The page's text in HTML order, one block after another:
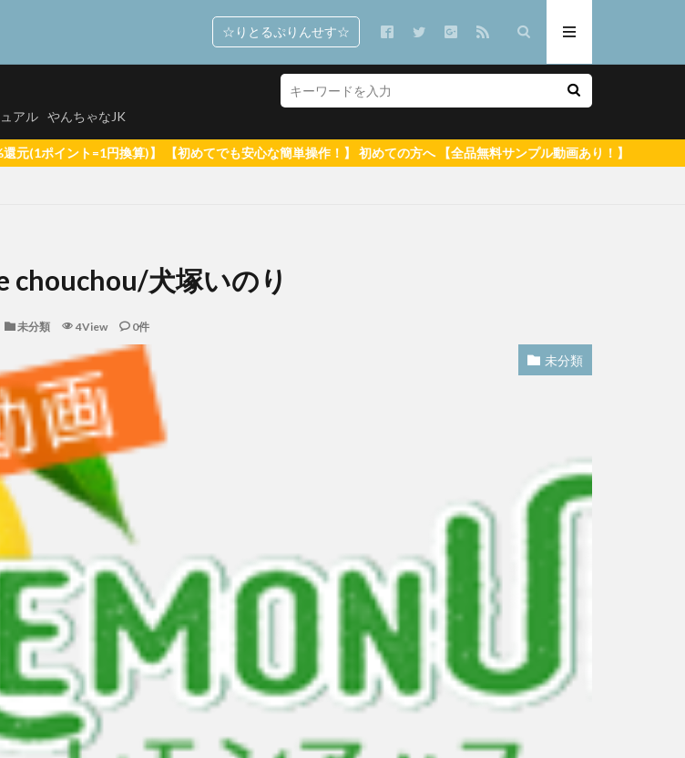
☆りとるぷりんせす☆
アル やんちゃなJK
てでも安心な簡単操作！】 初めての方へ 【全品無料サンプル動画あり！】
chouchou/犬塚いのり
未分類 4View 0件
未分類
ィアランド スパイスビジュアル やんちゃなJK
羽稲澪 シースルーラブ 羽稲澪
素肌のままで 郷司利也子
潮見晴香 清楚なくせに生イキだ
河内菜々星 桑田彩 異彩
来生かほ６年ぶりに再デビュー〜
か？ 星乃もこ 峰りなこ ふわむち
小林せつな
メイリ 貴方のものにして
検索